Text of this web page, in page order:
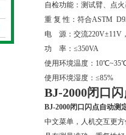
自检功能：测试臂、点
重 复 性：符合ASTM
电 源：交流220V±11V
功 率：≤350VA
使用环境温度：
使用环境湿度：≤85%
BJ-2000闭口
BJ-2000闭口闪点自动测
中文菜单，人机交互更